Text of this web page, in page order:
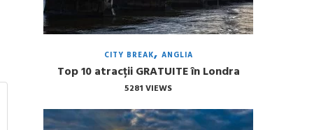
CITY BREAK ANGLIA
Top 10 atracții GRATUITE în Londra
5281 VIEWS